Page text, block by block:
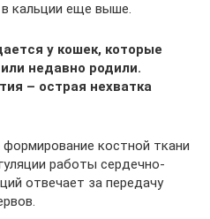
в кальции еще выше.
у кошек, которые
недавно родили.
– острая нехватка
костной ткани
работы сердечно-
отвечает за передачу